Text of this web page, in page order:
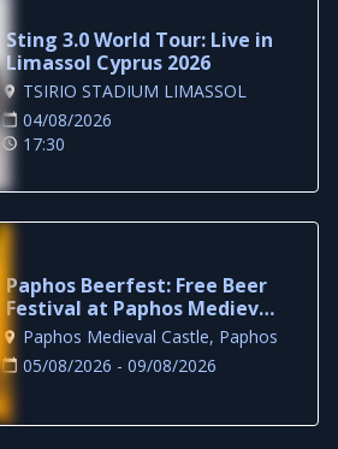
Sting 3.0 World Tour: Live in
Limassol Cyprus 2026
TSIRIO STADIUM LIMASSOL
04/08/2026
17:30
Paphos Beerfest: Free Beer
Festival at Paphos Medieval
Castle
Paphos Medieval Castle, Paphos
05/08/2026 - 09/08/2026